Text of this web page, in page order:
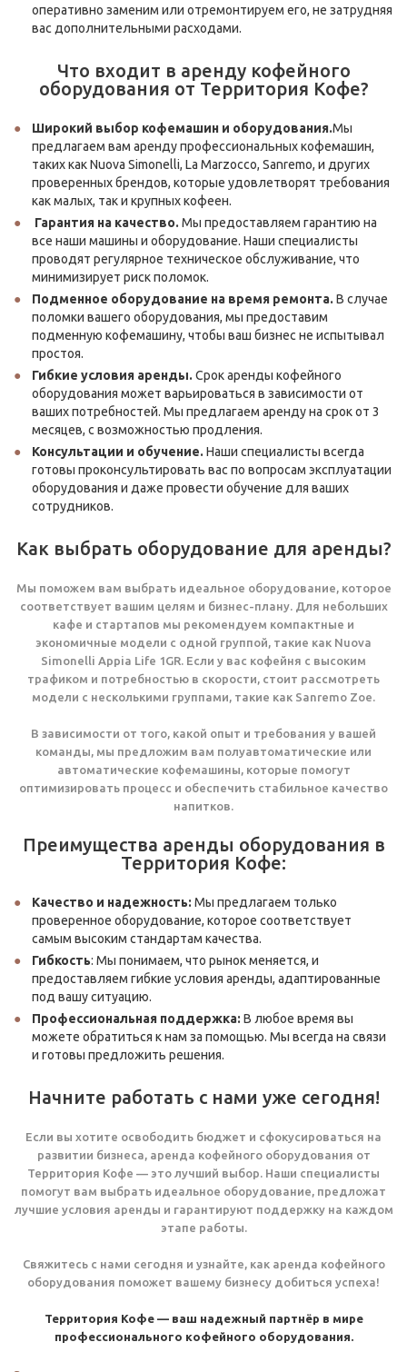
оперативно заменим или отремонтируем его, не затрудняя
вас дополнительными расходами.
Что входит в аренду кофейного
оборудования от Территория Кофе?
Широкий выбор кофемашин и оборудования.Мы
предлагаем вам аренду профессиональных кофемашин,
таких как Nuova Simonelli, La Marzocco, Sanremo, и других
проверенных брендов, которые удовлетворят требования
как малых, так и крупных кофеен.
Гарантия на качество. Мы предоставляем гарантию на
все наши машины и оборудование. Наши специалисты
проводят регулярное техническое обслуживание, что
минимизирует риск поломок.
Подменное оборудование на время ремонта. В случае
поломки вашего оборудования, мы предоставим
подменную кофемашину, чтобы ваш бизнес не испытывал
простоя.
Гибкие условия аренды. Срок аренды кофейного
оборудования может варьироваться в зависимости от
ваших потребностей. Мы предлагаем аренду на срок от 3
месяцев, с возможностью продления.
Консультации и обучение. Наши специалисты всегда
готовы проконсультировать вас по вопросам эксплуатации
оборудования и даже провести обучение для ваших
сотрудников.
Как выбрать оборудование для аренды?
Мы поможем вам выбрать идеальное оборудование, которое
соответствует вашим целям и бизнес-плану. Для небольших
кафе и стартапов мы рекомендуем компактные и
экономичные модели с одной группой, такие как Nuova
Simonelli Appia Life 1GR. Если у вас кофейня с высоким
трафиком и потребностью в скорости, стоит рассмотреть
модели с несколькими группами, такие как Sanremo Zoe.
В зависимости от того, какой опыт и требования у вашей
команды, мы предложим вам полуавтоматические или
автоматические кофемашины, которые помогут
оптимизировать процесс и обеспечить стабильное качество
напитков.
Преимущества аренды оборудования в
Территория Кофе:
Качество и надежность: Мы предлагаем только
проверенное оборудование, которое соответствует
самым высоким стандартам качества.
Гибкость: Мы понимаем, что рынок меняется, и
предоставляем гибкие условия аренды, адаптированные
под вашу ситуацию.
Профессиональная поддержка: В любое время вы
можете обратиться к нам за помощью. Мы всегда на связи
и готовы предложить решения.
Начните работать с нами уже сегодня!
Если вы хотите освободить бюджет и сфокусироваться на
развитии бизнеса, аренда кофейного оборудования от
Территория Кофе — это лучший выбор. Наши специалисты
помогут вам выбрать идеальное оборудование, предложат
лучшие условия аренды и гарантируют поддержку на каждом
этапе работы.
Свяжитесь с нами сегодня и узнайте, как аренда кофейного
оборудования поможет вашему бизнесу добиться успеха!
Территория Кофе — ваш надежный партнёр в мире
профессионального кофейного оборудования.